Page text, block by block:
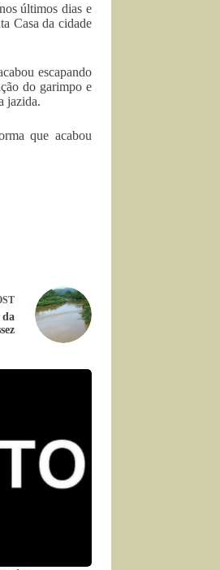
últimos dias e
Casa da cidade
escapando
do garimpo e
jazida.
que acabou